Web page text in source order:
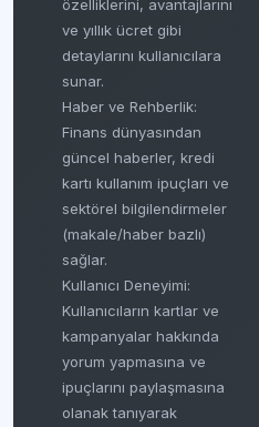
özelliklerini, avantajlarını
ve yıllık ücret gibi
detaylarını kullanıcılara
sunar.
Haber ve Rehberlik:
Finans dünyasından
güncel haberler, kredi
kartı kullanım ipuçları ve
sektörel bilgilendirmeler
(makale/haber bazlı)
sağlar.
Kullanıcı Deneyimi:
Kullanıcıların kartlar ve
kampanyalar hakkında
yorum yapmasına ve
ipuçlarını paylaşmasına
olanak tanıyarak